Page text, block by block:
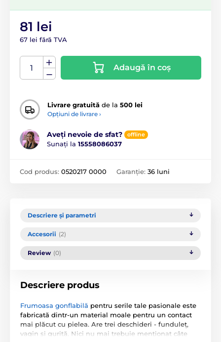
81 lei
67 lei fără TVA
Adaugă în coș
Livrare gratuită de la 500 lei
Opțiuni de livrare ›
Aveți nevoie de sfat? offline
Sunați la 15558086037
Cod produs: 0520217 0000 Garanție: 36 luni
Descriere și parametri
Accesorii (2)
Review (0)
Descriere produs
Frumoasa gonflabilă pentru serile tale pasionale este
fabricată dintr-un material moale pentru un contact
mai plăcut cu pielea. Are trei deschideri - funduleț,
vagin și guriță. Nici nu mai trebuie menționat câte